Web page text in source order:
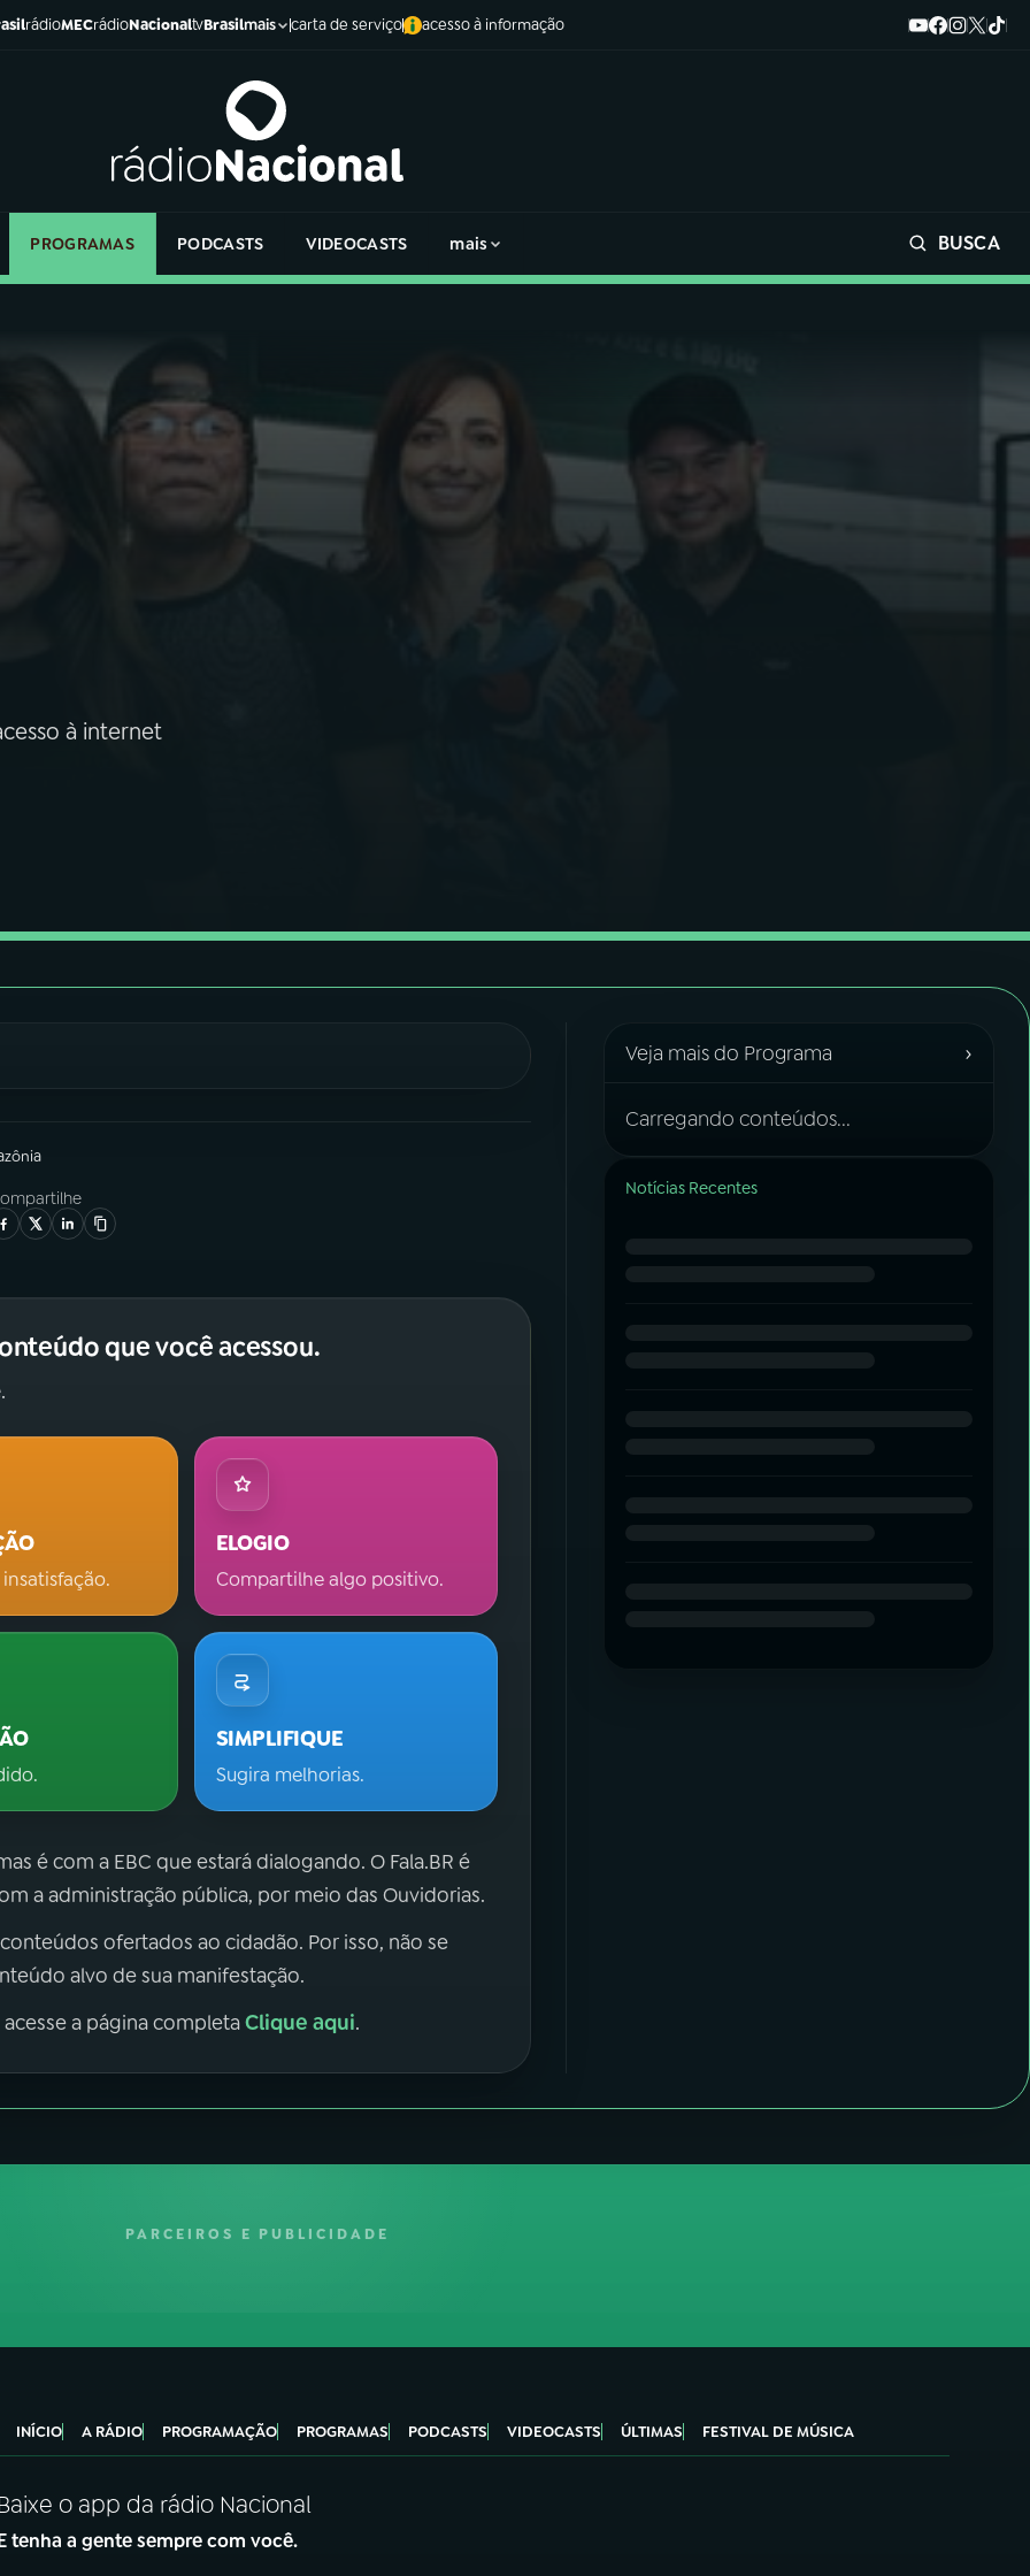
rádioMECrádioNacionaltvBrasilmais carta de serviço acesso à informação
PROGRAMAS PODCASTS VIDEOCASTS mais BUSCA
à internet
que você acessou.
ELOGIO
Compartilhe algo positivo.
SIMPLIFIQUE
Sugira melhorias.
é com a EBC que estará dialogando. O Fala.BR é
a administração pública, por meio das Ouvidorias.
ofertados ao cidadão. Por isso, não se
alvo de sua manifestação.
a página completaClique aqui.
Veja mais do Programa ›
Carregando conteúdos...
Notícias Recentes
PARCEIROS E PUBLICIDADE
INÍCIO A RÁDIO PROGRAMAÇÃO PROGRAMAS PODCASTS VIDEOCASTS ÚLTIMAS FESTIVAL DE MÚSICA
Baixe o app da rádio Nacional
tenha a gente sempre com você.